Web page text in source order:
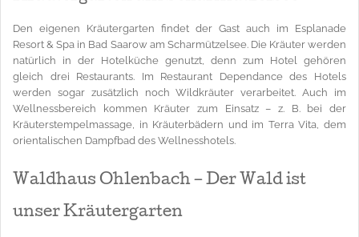
Den eigenen Kräutergarten findet der Gast auch im Esplanade
Resort & Spa in Bad Saarow am Scharmützelsee. Die Kräuter werden
natürlich in der Hotelküche genutzt, denn zum Hotel gehören
gleich drei Restaurants. Im Restaurant Dependance des Hotels
werden sogar zusätzlich noch Wildkräuter verarbeitet. Auch im
Wellnessbereich kommen Kräuter zum Einsatz – z. B. bei der
Kräuterstempelmassage, in Kräuterbädern und im Terra Vita, dem
orientalischen Dampfbad des Wellnesshotels.
Waldhaus Ohlenbach – Der Wald ist
unser Kräutergarten